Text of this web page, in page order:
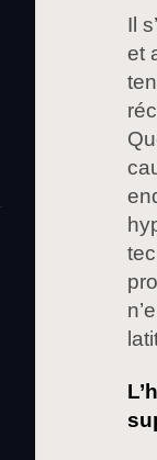
Il
et